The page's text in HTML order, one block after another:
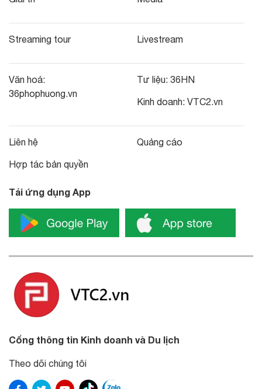
Streaming tour Livestream
Văn hoá:
36phophuong.vn
Tư liệu: 36HN
Kinh doanh: VTC2.vn
Liên hệ
Hợp tác bản quyền
Quảng cáo
Tải ứng dụng App
Cổng thông tin Kinh doanh và Du lịch
Theo dõi chúng tôi